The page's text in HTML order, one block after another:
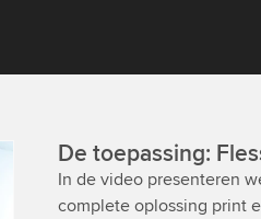
De toepassing:
In de video presenteren
complete oplossing print